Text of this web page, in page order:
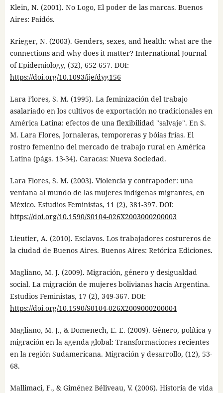
Klein, N. (2001). No Logo, El poder de las marcas. Buenos
Aires: Paidós.
Krieger, N. (2003). Genders, sexes, and health: what are the
connections and why does it matter? International Journal
of Epidemiology, (32), 652-657. DOI:
https://doi.org/10.1093/ije/dyg156
Lara Flores, S. M. (1995). La feminización del trabajo
asalariado en los cultivos de exportación no tradicionales en
América Latina: efectos de una flexibilidad "salvaje". En S.
M. Lara Flores, Jornaleras, temporeras y bóias frías. El
rostro femenino del mercado de trabajo rural en América
Latina (págs. 13-34). Caracas: Nueva Sociedad.
Lara Flores, S. M. (2003). Violencia y contrapoder: una
ventana al mundo de las mujeres indígenas migrantes, en
México. Estudios Feministas, 11 (2), 381-397. DOI:
https://doi.org/10.1590/S0104-026X2003000200003
Lieutier, A. (2010). Esclavos. Los trabajadores costureros de
la ciudad de Buenos Aires. Buenos Aires: Retórica Ediciones.
Magliano, M. J. (2009). Migración, género y desigualdad
social. La migración de mujeres bolivianas hacia Argentina.
Estudios Feministas, 17 (2), 349-367. DOI:
https://doi.org/10.1590/S0104-026X2009000200004
Magliano, M. J., & Domenech, E. E. (2009). Género, política y
migración en la agenda global: Transformaciones recientes
en la región Sudamericana. Migración y desarrollo, (12), 53-
68.
Mallimaci, F., & Giménez Béliveau, V. (2006). Historia de vida